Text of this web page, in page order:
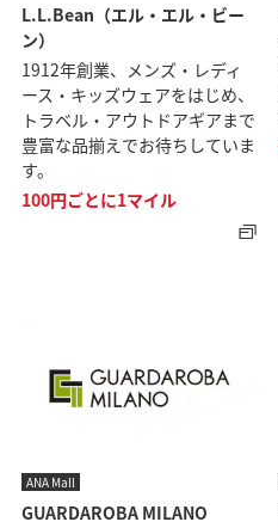
L.L.Bean（エル・エル・ビー
ン）
1912年創業、メンズ・レディ
ース・キッズウェアをはじめ、
トラベル・アウトドアギアまで
豊富な品揃えでお待ちしていま
す。
100円ごとに1マイル
ANA Mall
GUARDAROBA MILANO